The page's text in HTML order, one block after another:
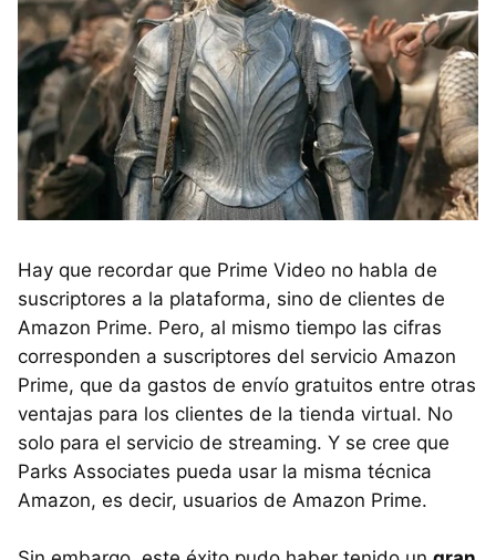
Hay que recordar que Prime Video no habla de
suscriptores a la plataforma, sino de clientes de
Amazon Prime. Pero, al mismo tiempo las cifras
corresponden a suscriptores del servicio Amazon
Prime, que da gastos de envío gratuitos entre otras
ventajas para los clientes de la tienda virtual. No
solo para el servicio de streaming. Y se cree que
Parks Associates pueda usar la misma técnica
Amazon, es decir, usuarios de Amazon Prime.